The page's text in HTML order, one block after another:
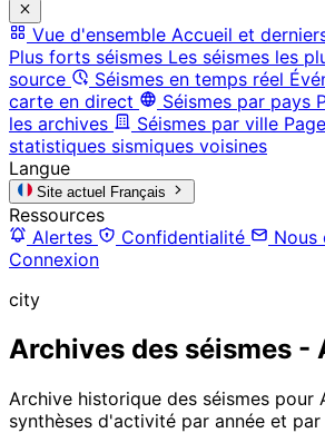
Vue d'ensemble Accueil et
Plus forts séismes Les séismes les
source
Séismes en temps réel
carte en direct
Séismes par pays
les archives
Séismes par ville
statistiques sismiques voisines
Langue
Site actuel Français
Ressources
Alertes
Confidentialité
Nous
Connexion
city
Archives des séismes -
Archive historique des séismes pour
synthèses d'activité par année et par